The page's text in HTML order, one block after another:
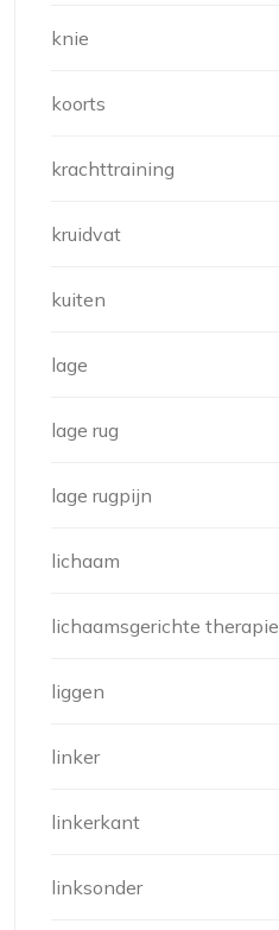
knie
koorts
krachttraining
kruidvat
kuiten
lage
lage rug
lage rugpijn
lichaam
lichaamsgerichte therapie
liggen
linker
linkerkant
linksonder